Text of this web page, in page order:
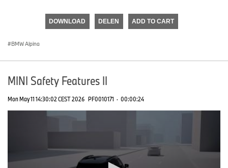
DOWNLOAD DELEN ADD TO CART
BMW Alpina
MINI Safety Features II
Mon May 11 14:30:02 CEST 2026 PF0010171 · 00:00:24